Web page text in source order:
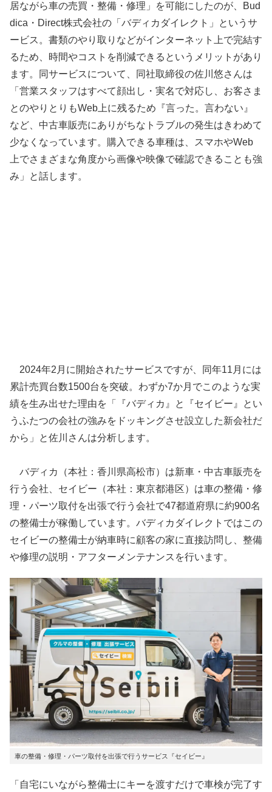
居ながら車の売買・整備・修理」を可能にしたのが、Bud
dica・Direct株式会社の「バディカダイレクト」というサ
ービス。書類のやり取りなどがインターネット上で完結す
るため、時間やコストを削減できるというメリットがあり
ます。同サービスについて、同社取締役の佐川悠さんは
「営業スタッフはすべて顔出し・実名で対応し、お客さま
とのやりとりもWeb上に残るため『言った。言わない』
など、中古車販売にありがちなトラブルの発生はきわめて
少なくなっています。購入できる車種は、スマホやWeb
上でさまざまな角度から画像や映像で確認できることも強
み」と話します。
2024年2月に開始されたサービスですが、同年11月には
累計売買台数1500台を突破。わずか7か月でこのような実
績を生み出せた理由を「『バディカ』と『セイビー』とい
うふたつの会社の強みをドッキングさせ設立した新会社だ
から」と佐川さんは分析します。
バディカ（本社：香川県高松市）は新車・中古車販売を
行う会社、セイビー（本社：東京都港区）は車の整備・修
理・パーツ取付を出張で行う会社で47都道府県に約900名
の整備士が稼働しています。バディカダイレクトではこの
セイビーの整備士が納車時に顧客の家に直接訪問し、整備
や修理の説明・アフターメンテナンスを行います。
車の整備・修理・パーツ取付を出張で行うサービス『セイビー』
「自宅にいながら整備士にキーを渡すだけで車検が完了す